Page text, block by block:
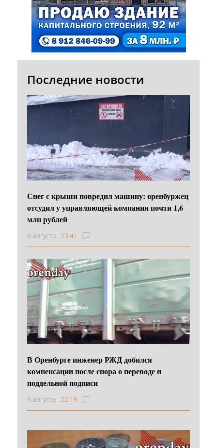
Последние новости
Снег с крыши повредил машину: оренбуржец
отсудил у управляющей компании почти 1,6
млн рублей
6 августа 23:41
В Оренбурге инженер РЖД добился
компенсации после спора о переводе и
поддельной подписи
6 августа 22:19